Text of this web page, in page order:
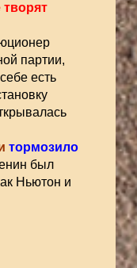
творят
партии,
есть
тормозило
был
Ньютон и